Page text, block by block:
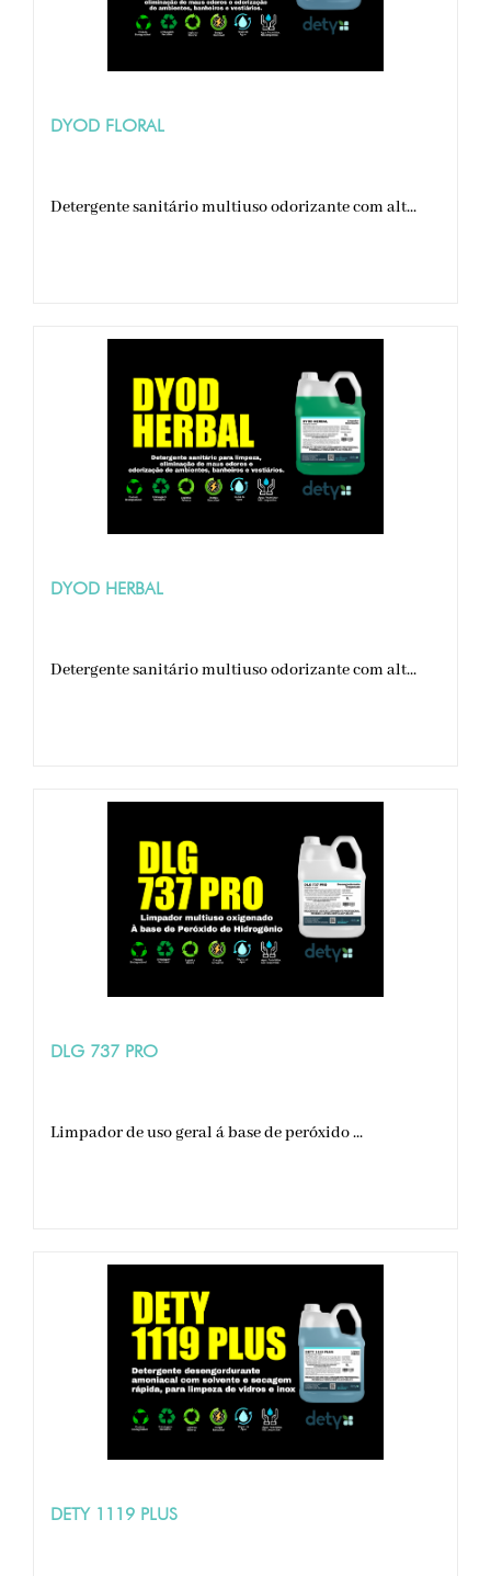
DYOD FLORAL
Detergente sanitário multiuso odorizante com alt...
DYOD HERBAL
Detergente sanitário multiuso odorizante com alt...
DLG 737 PRO
Limpador de uso geral á base de peróxido ...
DETY 1119 PLUS